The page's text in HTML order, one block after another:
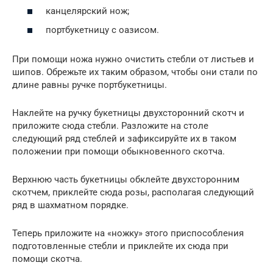
канцелярский нож;
портбукетницу с оазисом.
При помощи ножа нужно очистить стебли от листьев и
шипов. Обрежьте их таким образом, чтобы они стали по
длине равны ручке портбукетницы.
Наклейте на ручку букетницы двухсторонний скотч и
приложите сюда стебли. Разложите на столе
следующий ряд стеблей и зафиксируйте их в таком
положении при помощи обыкновенного скотча.
Верхнюю часть букетницы обклейте двухсторонним
скотчем, приклейте сюда розы, располагая следующий
ряд в шахматном порядке.
Теперь приложите на «ножку» этого приспособления
подготовленные стебли и приклейте их сюда при
помощи скотча.